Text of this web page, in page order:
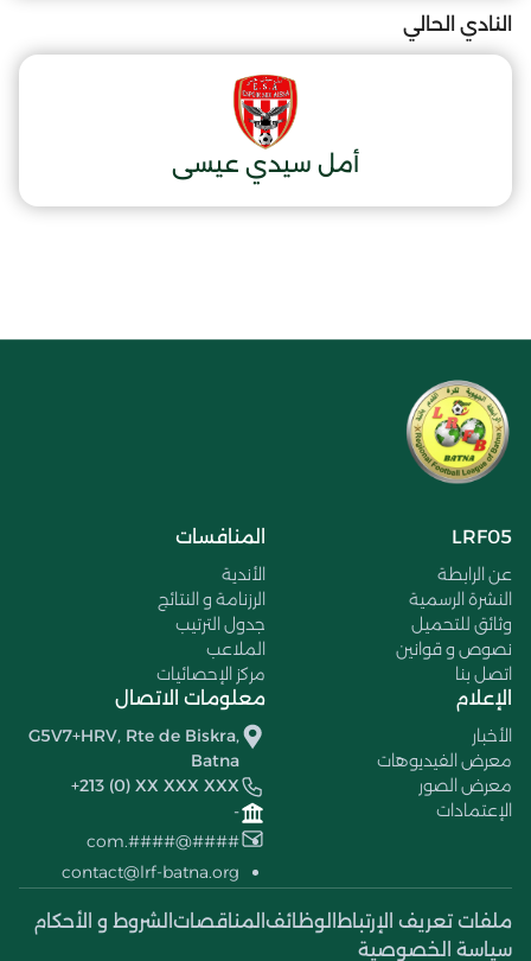
النادي الحالي
أمل سيدي عيسى
LRF05
عن الرابطة
النشرة الرسمية
وثائق للتحميل
نصوص و قوانين
اتصل بنا
المنافسات
الأندية
الرزنامة و النتائج
جدول الترتيب
الملاعب
مركز الإحصائيات
الإعلام
الأخبار
معرض الفيديوهات
معرض الصور
الإعتمادات
معلومات الاتصال
G5V7+HRV, Rte de Biskra,
Batna
+213 (0) XX XXX XXX
-
####@####.com
contact@lrf-batna.org
ملفات تعريف الإرتباط الوظائف المناقصات الشروط و الأحكام
سياسة الخصوصية